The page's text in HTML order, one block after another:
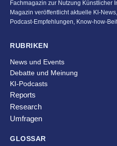
Fachmagazin zur Nutzung Künstlicher
Magazin veröffentlicht aktuelle KI-
Podcast-Empfehlungen, Know-how-
RUBRIKEN
News und Events
Debatte und Meinung
KI-Podcasts
Reports
Research
Umfragen
GLOSSAR